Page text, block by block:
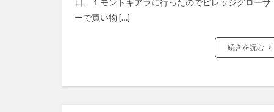
日、１モントキアラに行ったのでビレッジグローサ
ーで買い物 […]
続きを読む